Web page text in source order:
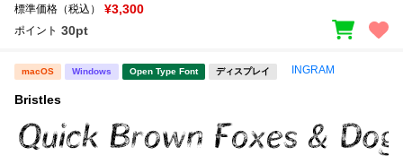
標準価格（税込） ¥3,300
ポイント 30pt
macOS Windows Open Type Font ディスプレイ INGRAM
Bristles